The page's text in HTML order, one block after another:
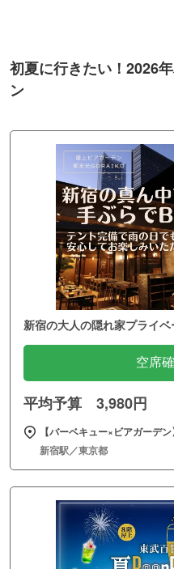
初夏に行きたい！2026
ン
新宿の大人の隠れ家プライ
空席
平均予算 3,980円
【バーベキュー×ビアガーデ
新宿駅／東京都